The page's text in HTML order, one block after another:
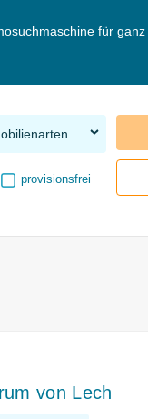
für ganz
provisionsfrei
von Lech